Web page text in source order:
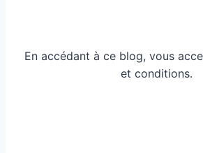
En accédant à ce blog, vous
et conditions.